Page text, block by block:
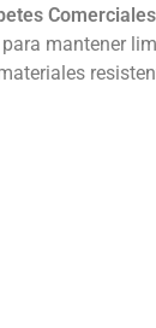
mantener